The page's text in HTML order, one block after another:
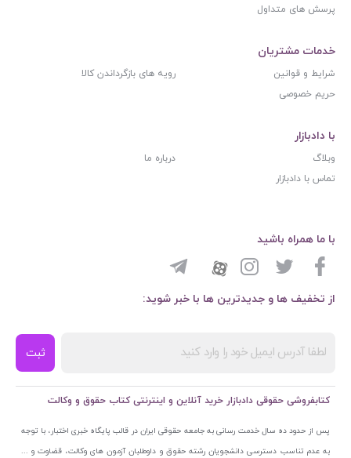
پرسش های متداول
خدمات مشتریان
شرایط و قوانین
رویه های بازگرداندن کالا
حریم خصوصی
با دادبازار
وبلاگ
درباره ما
تماس با دادبازار
از تخفیف ها و جدیدترین ها با خبر شوید:
ثبت
با ما همراه باشید
کتابفروشی حقوقی دادبازار خرید آنلاین و اینترنتی کتاب حقوق و وکالت
پس از حدود ده سال خدمت رسانی به جامعه حقوقی ایران در قالب پایگاه خبری اختبار، با توجه
به عدم تناسب دسترسی دانشجویان رشته حقوق و داوطلبان آزمون های وکالت، قضاوت و ...